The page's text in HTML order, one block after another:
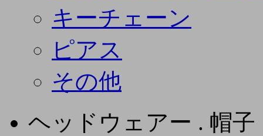
キーチェーン
ピアス
その他
ヘッドウェアー . 帽子